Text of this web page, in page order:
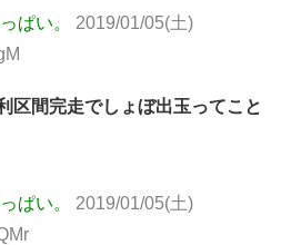
ぱい。
2019/01/05(土)
間完走でしょぼ出玉ってこと
ぱい。
2019/01/05(土)